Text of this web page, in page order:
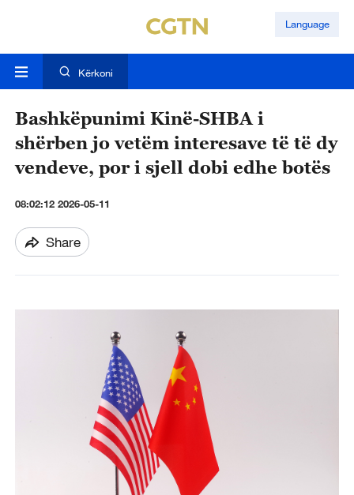
Language
Kërkoni
Bashkëpunimi Kinë-SHBA i
shërben jo vetëm interesave të të dy
vendeve, por i sjell dobi edhe botës
08:02:12 2026-05-11
Share